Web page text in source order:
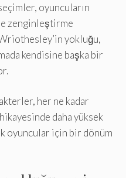
oyuncuların
zenginleştirme
yokluğu,
kendisine başka bir
her ne kadar
daha yüksek
oyuncular için bir dönüm